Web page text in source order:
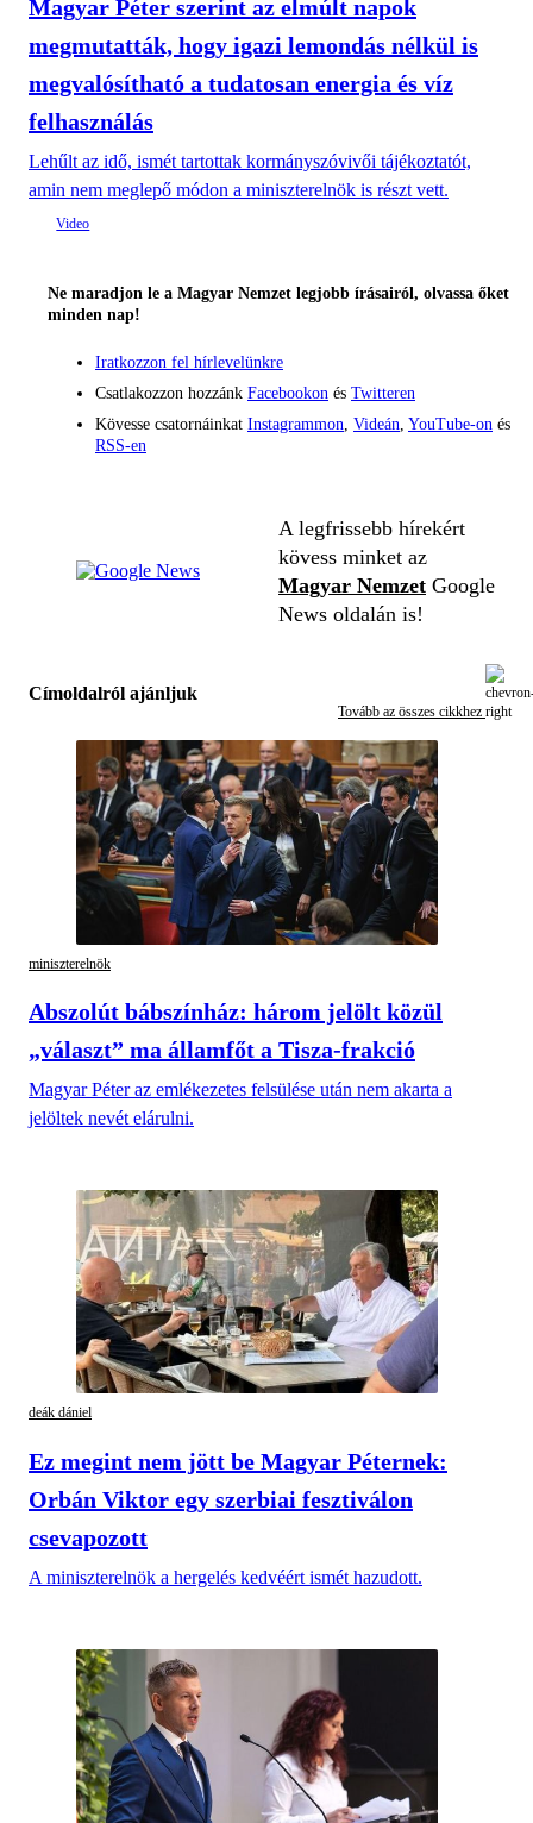
Magyar Péter szerint az elmúlt napok
megmutatták, hogy igazi lemondás nélkül is
megvalósítható a tudatosan energia és víz
felhasználás
Lehűlt az idő, ismét tartottak kormányszóvivői tájékoztatót,
amin nem meglepő módon a miniszterelnök is részt vett.
Ne maradjon le a Magyar Nemzet legjobb írásairól, olvassa őket
minden nap!
Iratkozzon fel hírlevelünkre
Csatlakozzon hozzánk Facebookon és Twitteren
Kövesse csatornáinkat Instagrammon, Videán, YouTube-on és
RSS-en
A legfrissebb hírekért
kövess minket az
Magyar Nemzet Google
News oldalán is!
Címoldalról ajánljuk
Tovább az összes cikkhez
miniszterelnök
Abszolút bábszínház: három jelölt közül
„választ” ma államfőt a Tisza-frakció
Magyar Péter az emlékezetes felsülése után nem akarta a
jelöltek nevét elárulni.
deák dániel
Ez megint nem jött be Magyar Péternek:
Orbán Viktor egy szerbiai fesztiválon
csevapozott
A miniszterelnök a hergelés kedvéért ismét hazudott.